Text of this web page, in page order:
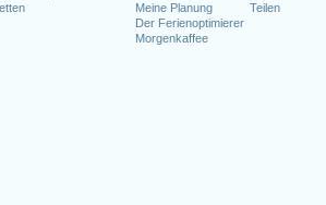
Meine Planung
Der Ferienoptimierer
Morgenkaffee
Teilen